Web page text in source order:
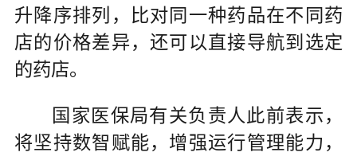
升降序排列，比对同一种药品在不同药
店的价格差异，还可以直接导航到选定
的药店。
国家医保局有关负责人此前表示，
将坚持数智赋能，增强运行管理能力，